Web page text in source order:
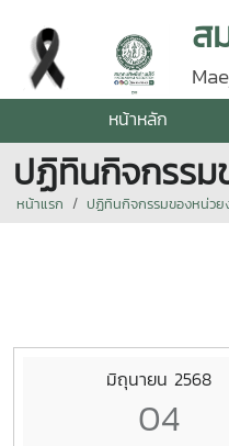
ส
หน้าหลัก
ปฏิทินกิจกรรม
หน้าแรก ปฏิทินกิจกรรมของหน่วย
มิถุนายน 2568
04